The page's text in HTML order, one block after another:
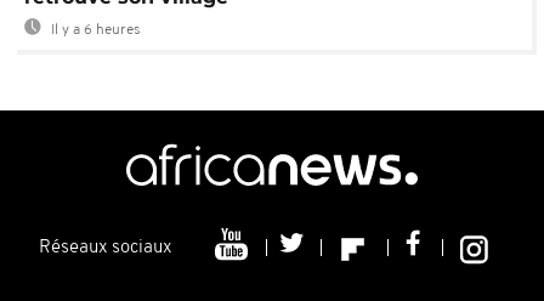
Il y a 6 heures
Réseaux sociaux